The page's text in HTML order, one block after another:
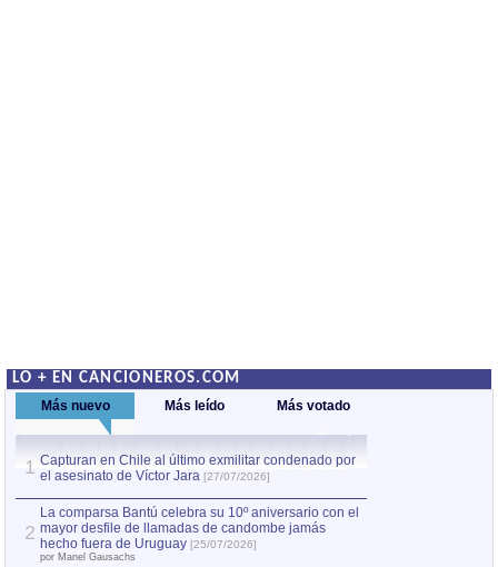
LO + EN CANCIONEROS.COM
Más nuevo Más leído Más votado
1 Capturan en Chile al último exmilitar condenado por
el asesinato de Víctor Jara [27/07/2026]
2
La comparsa Bantú celebra su 10º aniversario con el
mayor desfile de llamadas de candombe jamás
hecho fuera de Uruguay [25/07/2026]
por Manel Gausachs